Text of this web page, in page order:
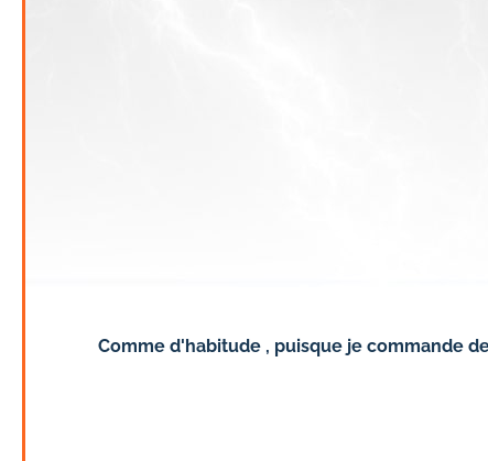
Comme d'habitude , puisque je commande